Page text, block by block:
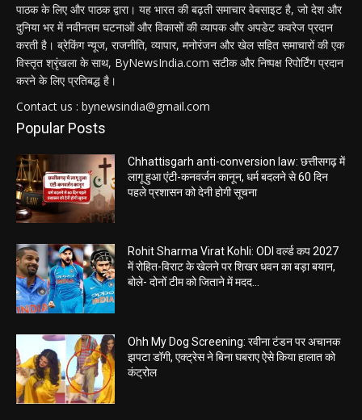
पाठक के लिए और पाठक द्वारा। यह भारत की बढ़ती समाचार वेबसाइट है, जो देश और
दुनिया भर में नवीनतम घटनाओं और विकासों की व्यापक और अपडेट कवरेज प्रदान
करती है। ब्रेकिंग न्यूज, राजनीति, व्यापार, मनोरंजन और खेल सहित समाचारों की एक
विस्तृत श्रृंखला के साथ, ByNewsIndia.com सटीक और निष्पक्ष रिपोर्टिंग प्रदान
करने के लिए प्रतिबद्ध है।
Contact us : bynewsindia@gmail.com
Popular Posts
Chhattisgarh anti-conversion law: छत्तीसगढ़ में
लागू हुआ एंटी-कनवर्जन कानून, धर्म बदलने से 60 दिन
पहले प्रशासन को देनी होगी सूचना
Rohit Sharma Virat Kohli: ODI वर्ल्ड कप 2027
में रोहित-विराट के खेलने पर शिखर धवन का बड़ा बयान,
बोले- दोनों टीम को जिताने में मदद...
Ohh My Dog Screening: रवीना टंडन पर अचानक
झपटा डॉगी, एक्ट्रेस ने बिना घबराए ऐसे किया हालात को
कंट्रोल